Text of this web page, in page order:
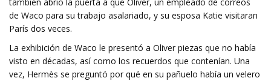
de Waco para su trabajo asalariado, y su esposa Katie visitaran
París dos veces.
La exhibición de Waco le presentó a Oliver piezas que no había
visto en décadas, así como los recuerdos que contenían. Una
vez, Hermès se preguntó por qué en su pañuelo había un velero